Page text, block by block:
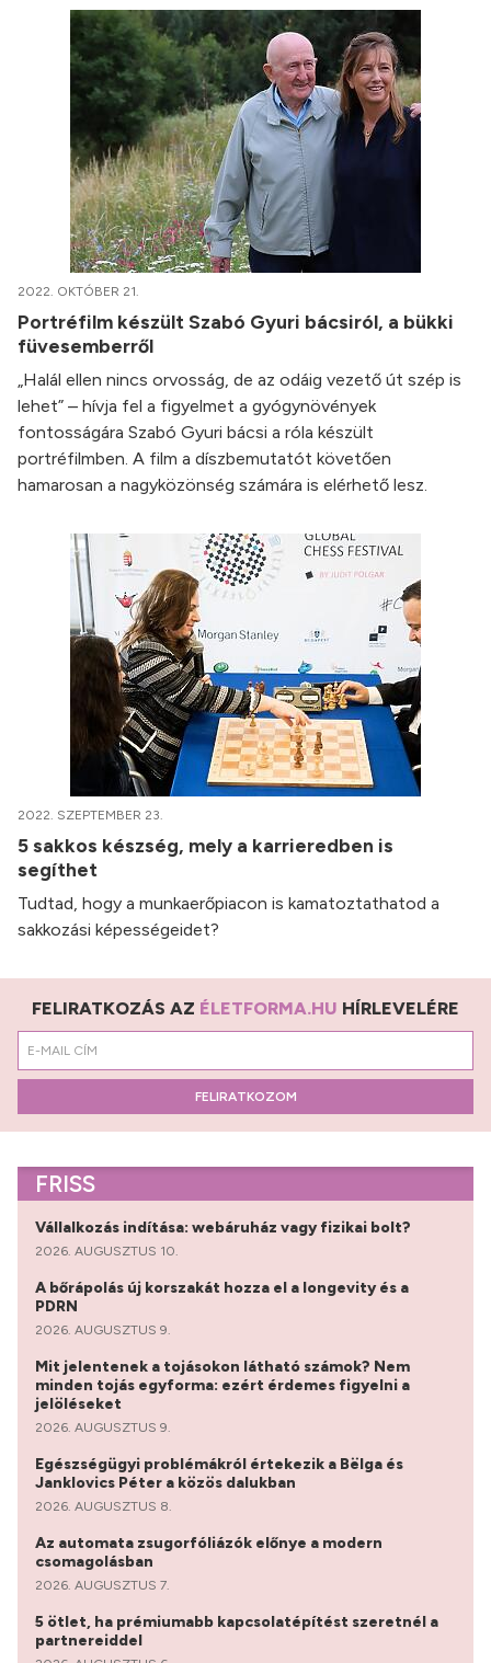
2022. OKTÓBER 21.
Portréfilm készült Szabó Gyuri bácsiról, a bükki
füvesemberről
„Halál ellen nincs orvosság, de az odáig vezető út szép is
lehet” – hívja fel a figyelmet a gyógynövények
fontosságára Szabó Gyuri bácsi a róla készült
portréfilmben. A film a díszbemutatót követően
hamarosan a nagyközönség számára is elérhető lesz.
2022. SZEPTEMBER 23.
5 sakkos készség, mely a karrieredben is
segíthet
Tudtad, hogy a munkaerőpiacon is kamatoztathatod a
sakkozási képességeidet?
FELIRATKOZÁS AZ ÉLETFORMA.HU HÍRLEVELÉRE
FELIRATKOZOM
FRISS
Vállalkozás indítása: webáruház vagy fizikai bolt?
2026. AUGUSZTUS 10.
A bőrápolás új korszakát hozza el a longevity és a
PDRN
2026. AUGUSZTUS 9.
Mit jelentenek a tojásokon látható számok? Nem
minden tojás egyforma: ezért érdemes figyelni a
jelöléseket
2026. AUGUSZTUS 9.
Egészségügyi problémákról értekezik a Bëlga és
Janklovics Péter a közös dalukban
2026. AUGUSZTUS 8.
Az automata zsugorfóliázók előnye a modern
csomagolásban
2026. AUGUSZTUS 7.
5 ötlet, ha prémiumabb kapcsolatépítést szeretnél a
partnereiddel